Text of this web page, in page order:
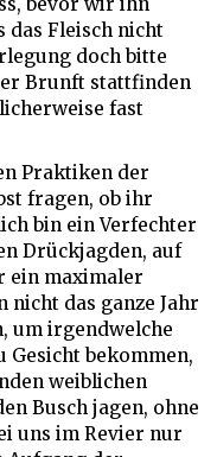
das Fleisch nicht
doch bitte
Brunft stattfinden
fast
Praktiken der
fragen, ob ihr
bin ein Verfechter
Drückjagden, auf
ein maximaler
nicht das ganze Jahr
um irgendwelche
Gesicht bekommen,
weiblichen
Busch jagen, ohne
uns im Revier nur